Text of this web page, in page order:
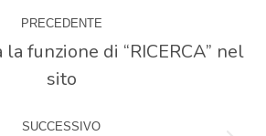
PRECEDENTE
precedente:
la funzione di “RICERCA” nel
sito
SUCCESSIVO